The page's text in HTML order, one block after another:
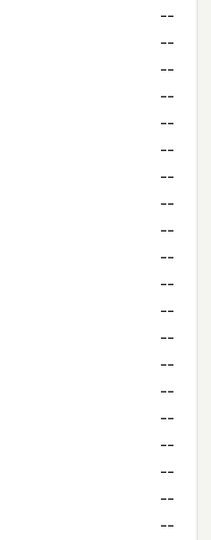
--
--
--
--
--
--
--
--
--
--
--
--
--
--
--
--
--
--
--
--